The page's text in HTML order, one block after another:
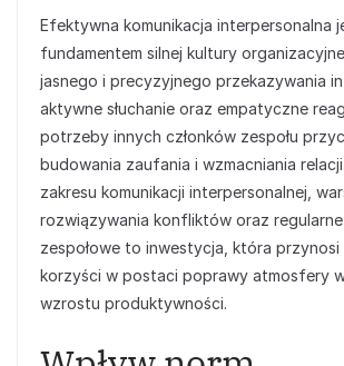
Efektywna komunikacja interpersonalna
fundamentem silnej kultury
jasnego i precyzyjnego przekazywania
aktywne słuchanie oraz empatyczne
potrzeby innych członków zespołu
budowania zaufania i wzmacniania
zakresu komunikacji interpersonalnej,
rozwiązywania konfliktów oraz
zespołowe to inwestycja, która przynosi
korzyści w postaci poprawy atmosfery
wzrostu produktywności.